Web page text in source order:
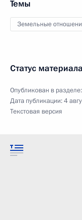
Темы
Земельные
Статус материала
Опубликован в разделе:
Дата публикации:4
Текстовая версия